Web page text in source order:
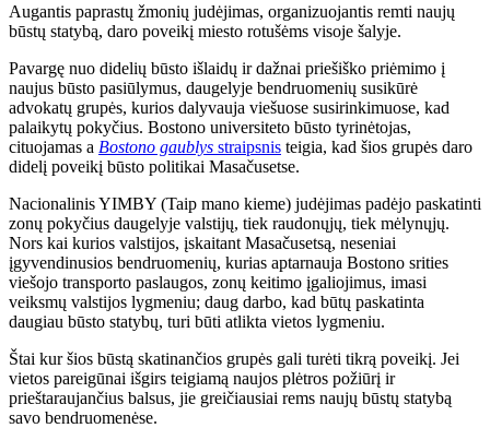
Augantis paprastų žmonių judėjimas, organizuojantis remti naujų
būstų statybą, daro poveikį miesto rotušėms visoje šalyje.
Pavargę nuo didelių būsto išlaidų ir dažnai priešiško priėmimo į
naujus būsto pasiūlymus, daugelyje bendruomenių susikūrė
advokatų grupės, kurios dalyvauja viešuose susirinkimuose, kad
palaikytų pokyčius. Bostono universiteto būsto tyrinėtojas,
cituojamas a Bostono gaublys straipsnis teigia, kad šios grupės daro
didelį poveikį būsto politikai Masačusetse.
Nacionalinis YIMBY (Taip mano kieme) judėjimas padėjo paskatinti
zonų pokyčius daugelyje valstijų, tiek raudonųjų, tiek mėlynųjų.
Nors kai kurios valstijos, įskaitant Masačusetsą, neseniai
įgyvendinusios bendruomenių, kurias aptarnauja Bostono srities
viešojo transporto paslaugos, zonų keitimo įgaliojimus, imasi
veiksmų valstijos lygmeniu; daug darbo, kad būtų paskatinta
daugiau būsto statybų, turi būti atlikta vietos lygmeniu.
Štai kur šios būstą skatinančios grupės gali turėti tikrą poveikį. Jei
vietos pareigūnai išgirs teigiamą naujos plėtros požiūrį ir
prieštaraujančius balsus, jie greičiausiai rems naujų būstų statybą
savo bendruomenėse.